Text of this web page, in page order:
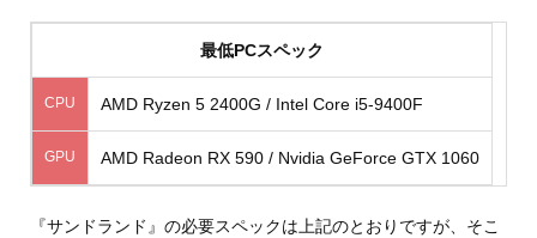
最低PCスペック
CPU AMD Ryzen 5 2400G / Intel Core i5-9400F
GPU AMD Radeon RX 590 / Nvidia GeForce GTX 1060
『サンドランド』の必要スペックは上記のとおりですが、そこ